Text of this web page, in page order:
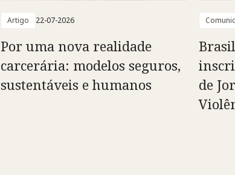
Artigo 22-07-2026
Por uma nova realidade
carcerária: modelos seguros,
sustentáveis e humanos
de